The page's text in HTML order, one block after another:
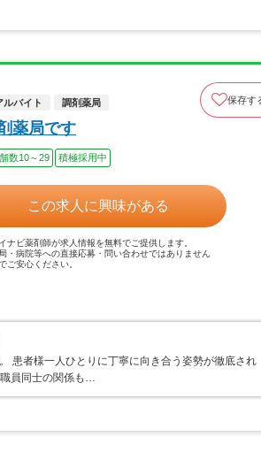
ルバイト 調剤薬局 保存す
薬局です
数10～29 積極採用中
この求人に興味がある
ナビ薬剤師が求人情報を無料でご提供します。
・病院等への直接応募・問い合わせではありません
ご安心ください。
患者様一人ひとりに丁寧に向き合う姿勢が徹底され
員同士の関係も…